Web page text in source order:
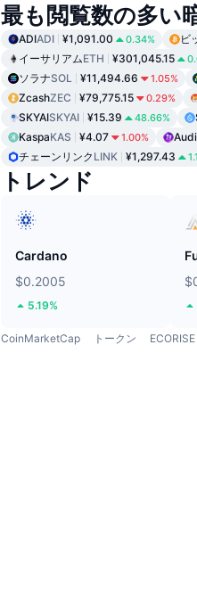
最も閲覧数の多い
ADIADI ¥1,091.00 0.34% ビ
イーサリアムETH ¥301,045.15
ソラナSOL ¥11,494.66 1.05%
ZcashZEC ¥79,775.15 0.29%
SKYAISKYAI ¥15.39 48.66%
KaspaKAS ¥4.07 1.00%
チェーンリンク LINK ¥1,297.43
トレンド
Cardano
$0.2005
5.19%
CoinMarketCap トークン ECORISE